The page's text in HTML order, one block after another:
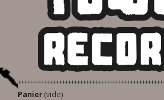
Panier(vide)